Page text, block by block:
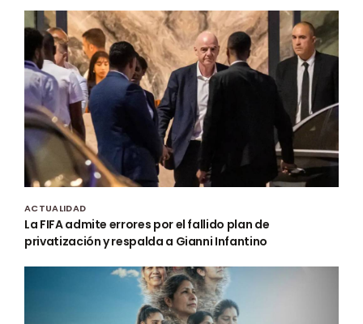
ACTUALIDAD
La FIFA admite errores por el fallido plan de
privatización y respalda a Gianni Infantino